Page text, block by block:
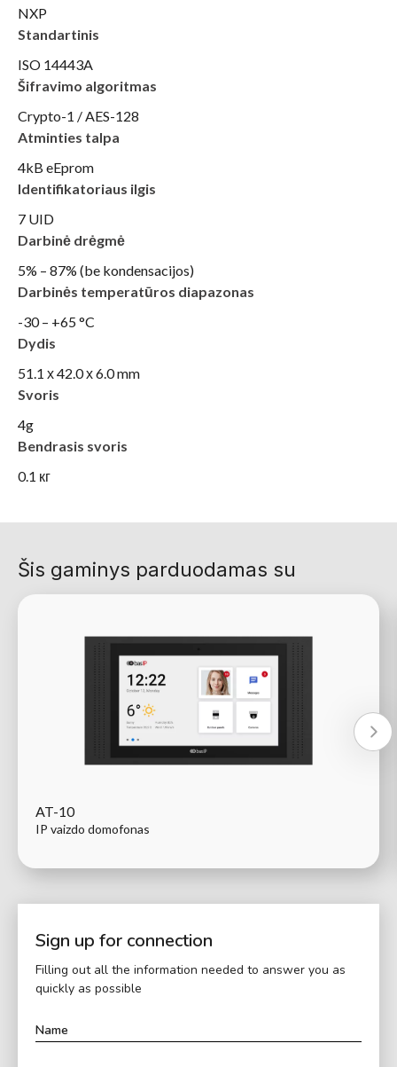
NXP
Standartinis
ISO 14443A
Šifravimo algoritmas
Crypto-1 / AES-128
Atminties talpa
4kB eEprom
Identifikatoriaus ilgis
7 UID
Darbinė drėgmė
5% – 87% (be kondensacijos)
Darbinės temperatūros diapazonas
-30 – +65 °C
Dydis
51.1 х 42.0 х 6.0 mm
Svoris
4g
Bendrasis svoris
0.1 кг
Šis gaminys parduodamas su
AT-10
IP vaizdo domofonas
Sign up for connection
Filling out all the information needed to answer you as
quickly as possible